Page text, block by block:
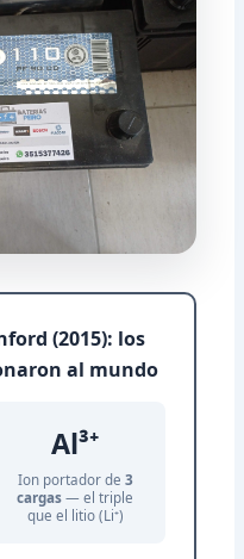
(2015): los
al mundo
Al³⁺
Ion portador de 3
cargas — el triple
que el litio (Li⁺)